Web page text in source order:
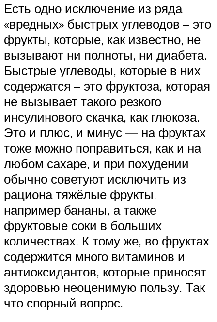
Есть одно исключение из ряда
«вредных» быстрых углеводов – это
фрукты, которые, как известно, не
вызывают ни полноты, ни диабета.
Быстрые углеводы, которые в них
содержатся – это фруктоза, которая
не вызывает такого резкого
инсулинового скачка, как глюкоза.
Это и плюс, и минус — на фруктах
тоже можно поправиться, как и на
любом сахаре, и при похудении
обычно советуют исключить из
рациона тяжёлые фрукты,
например бананы, а также
фруктовые соки в больших
количествах. К тому же, во фруктах
содержится много витаминов и
антиоксидантов, которые приносят
здоровью неоценимую пользу. Так
что спорный вопрос.